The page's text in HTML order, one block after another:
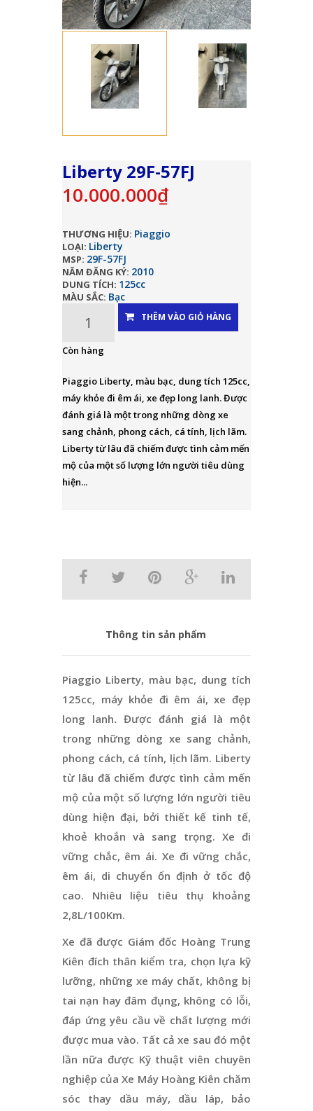
Liberty 29F-57FJ
10.000.000₫
THƯƠNG HIỆU: Piaggio
LOẠI: Liberty
MSP: 29F-57FJ
NĂM ĐĂNG KÝ: 2010
DUNG TÍCH: 125cc
MÀU SẮC: Bạc
THÊM VÀO GIỎ HÀNG
Còn hàng
Piaggio Liberty, màu bạc, dung tích 125cc,
máy khỏe đi êm ái, xe đẹp long lanh. Được
đánh giá là một trong những dòng xe
sang chảnh, phong cách, cá tính, lịch lãm.
Liberty từ lâu đã chiếm được tình cảm mến
mộ của một số lượng lớn người tiêu dùng
hiện...
Thông tin sản phẩm
Piaggio Liberty, màu bạc, dung tích
125cc, máy khỏe đi êm ái, xe đẹp
long lanh. Được đánh giá là một
trong những dòng xe sang chảnh,
phong cách, cá tính, lịch lãm. Liberty
từ lâu đã chiếm được tình cảm mến
mộ của một số lượng lớn người tiêu
dùng hiện đại, bởi thiết kế tinh tế,
khoẻ khoắn và sang trọng. Xe đi
vững chắc, êm ái. Xe đi vững chắc,
êm ái, di chuyển ổn định ở tốc độ
cao. Nhiêu liệu tiêu thụ khoảng
2,8L/100Km.
Xe đã được Giám đốc Hoàng Trung
Kiên đích thân kiểm tra, chọn lựa kỹ
lưỡng, những xe máy chất, không bị
tai nạn hay đâm đụng, không có lỗi,
đáp ứng yêu cầu về chất lượng mới
được mua vào. Tất cả xe sau đó một
lần nữa được Kỹ thuật viên chuyên
nghiệp của Xe Máy Hoàng Kiên chăm
sóc thay dầu máy, dầu láp, bảo